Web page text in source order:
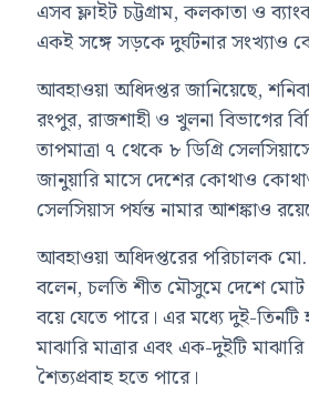
এসব ফ্লাইট চট্টগ্রাম, কলকাতা ও
একই সঙ্গে সড়কে দুর্ঘটনার সংখ্যাও
আবহাওয়া অধিদপ্তর জানিয়েছে,
রংপুর, রাজশাহী ও খুলনা বিভাগের
তাপমাত্রা ৭ থেকে ৮ ডিগ্রি
জানুয়ারি মাসে দেশের কোথাও
সেলসিয়াস পর্যন্ত নামার আশঙ্কাও
আবহাওয়া অধিদপ্তরের পরিচালক
বলেন, চলতি শীত মৌসুমে দেশে মোট
বয়ে যেতে পারে। এর মধ্যে দুই-
মাঝারি মাত্রার এবং এক-দুইটি
শৈত্যপ্রবাহ হতে পারে।